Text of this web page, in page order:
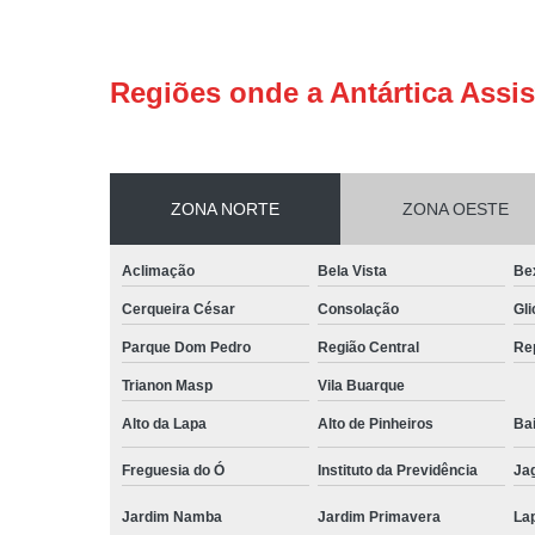
Regiões onde a Antártica
ZONA NORTE ZONA OESTE
Aclimação Bela Vista
Cerqueira César Consolação
Parque Dom Pedro Região Central
Trianon Masp Vila Buarque
Alto da Lapa Alto de Pinheiros
Freguesia do Ó Instituto da Previdência
Jardim Namba Jardim Primavera